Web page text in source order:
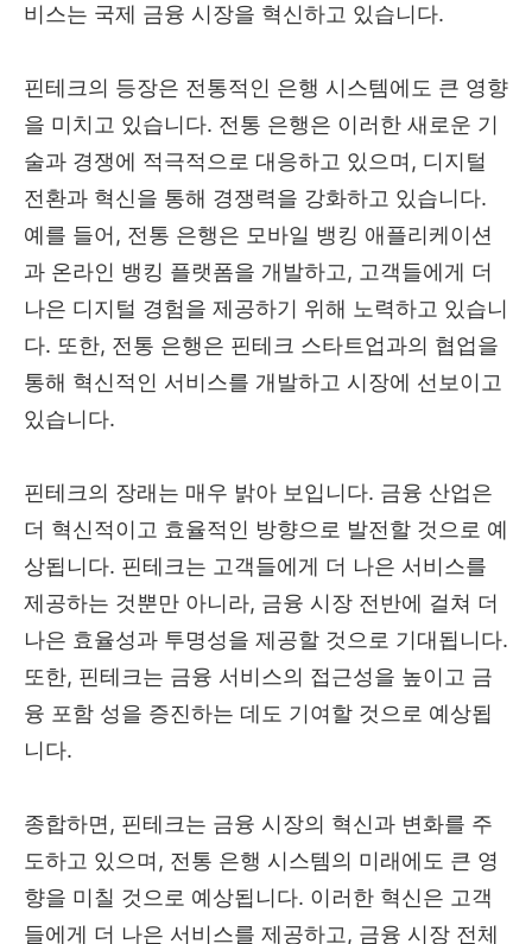
비스는 국제 금융 시장을 혁신하고 있습니다.
핀테크의 등장은 전통적인 은행 시스템에도 큰 영향
을 미치고 있습니다. 전통 은행은 이러한 새로운 기
술과 경쟁에 적극적으로 대응하고 있으며, 디지털
전환과 혁신을 통해 경쟁력을 강화하고 있습니다.
예를 들어, 전통 은행은 모바일 뱅킹 애플리케이션
과 온라인 뱅킹 플랫폼을 개발하고, 고객들에게 더
나은 디지털 경험을 제공하기 위해 노력하고 있습니
다. 또한, 전통 은행은 핀테크 스타트업과의 협업을
통해 혁신적인 서비스를 개발하고 시장에 선보이고
있습니다.
핀테크의 장래는 매우 밝아 보입니다. 금융 산업은
더 혁신적이고 효율적인 방향으로 발전할 것으로 예
상됩니다. 핀테크는 고객들에게 더 나은 서비스를
제공하는 것뿐만 아니라, 금융 시장 전반에 걸쳐 더
나은 효율성과 투명성을 제공할 것으로 기대됩니다.
또한, 핀테크는 금융 서비스의 접근성을 높이고 금
융 포함 성을 증진하는 데도 기여할 것으로 예상됩
니다.
종합하면, 핀테크는 금융 시장의 혁신과 변화를 주
도하고 있으며, 전통 은행 시스템의 미래에도 큰 영
향을 미칠 것으로 예상됩니다. 이러한 혁신은 고객
들에게 더 나은 서비스를 제공하고, 금융 시장 전체